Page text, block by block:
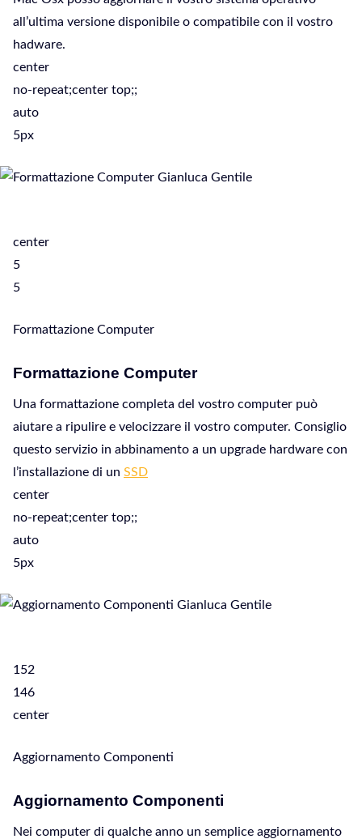
all’ultima versione disponibile o compatibile con il vostro
hadware.
center
no-repeat;center top;;
auto
5px
center
5
5
Formattazione Computer
Formattazione Computer
Una formattazione completa del vostro computer può
aiutare a ripulire e velocizzare il vostro computer. Consiglio
questo servizio in abbinamento a un upgrade hardware con
l’installazione di un SSD
center
no-repeat;center top;;
auto
5px
152
146
center
Aggiornamento Componenti
Aggiornamento Componenti
Nei computer di qualche anno un semplice aggiornamento